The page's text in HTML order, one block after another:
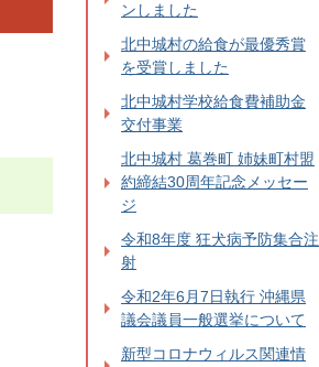
ンしました
北中城村の給食が最優秀賞
を受賞しました
北中城村学校給食費補助金
交付事業
北中城村 葛巻町 姉妹町村盟
約締結30周年記念メッセー
ジ
令和8年度 狂犬病予防集合注
射
令和2年6月7日執行 沖縄県
議会議員一般選挙について
新型コロナウィルス関連情